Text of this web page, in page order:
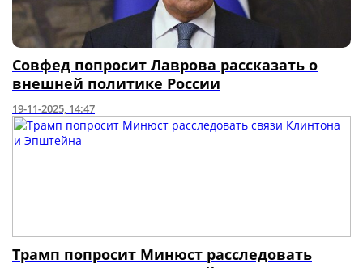
Совфед попросит Лаврова рассказать о
внешней политике России
19-11-2025, 14:47
Трамп попросит Минюст расследовать